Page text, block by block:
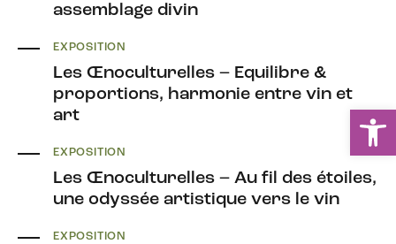
assemblage divin
EXPOSITION
Les Œnoculturelles – Equilibre &
proportions, harmonie entre vin et
art
EXPOSITION
Les Œnoculturelles – Au fil des étoiles,
une odyssée artistique vers le vin
EXPOSITION